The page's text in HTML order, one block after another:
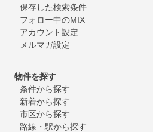
保存した検索条件
フォロー中のMIX
アカウント設定
メルマガ設定
物件を探す
条件から探す
新着から探す
市区から探す
路線・駅から探す